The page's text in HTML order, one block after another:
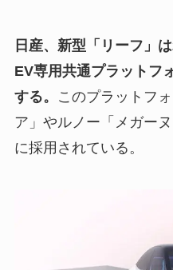
日産、新型「リーフ」
EV専用共通プラットフ
する。
このプラットフ
ア」やルノー「メガー
に採用されている。